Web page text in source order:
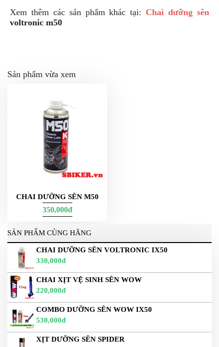
Xem thêm các sản phẩm khác tại: Chai dưỡng sên
voltronic m50
Sản phẩm vừa xem
CHAI DƯỠNG SÊN M50
350,000đ
SẢN PHẨM CÙNG HÃNG
CHAI DƯỠNG SÊN VOLTRONIC IX50
330,000đ
CHAI XỊT VỆ SINH SÊN WOW
220,000đ
COMBO DƯỠNG SÊN WOW IX50
530,000đ
XỊT DƯỠNG SÊN SPIDER